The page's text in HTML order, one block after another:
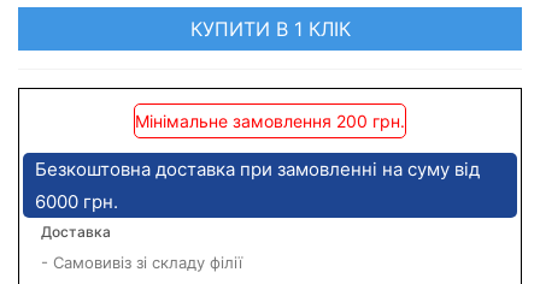
КУПИТИ В 1 КЛІК
Мінімальне замовлення 200 грн.
Безкоштовна доставка при замовленні на суму від
6000 грн.
Доставка
- Самовивіз зі складу філії